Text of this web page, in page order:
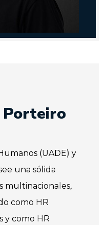
(UADE) y
una sólida
multinacionales,
como HR
y como HR